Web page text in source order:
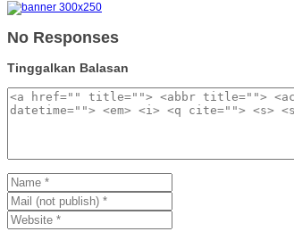
No Responses
Tinggalkan Balasan